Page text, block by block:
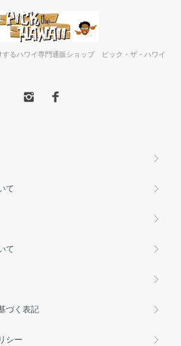
するハワイ専門通販ショップ ピック・ザ・ハワイ
て
て
づく表記
シー